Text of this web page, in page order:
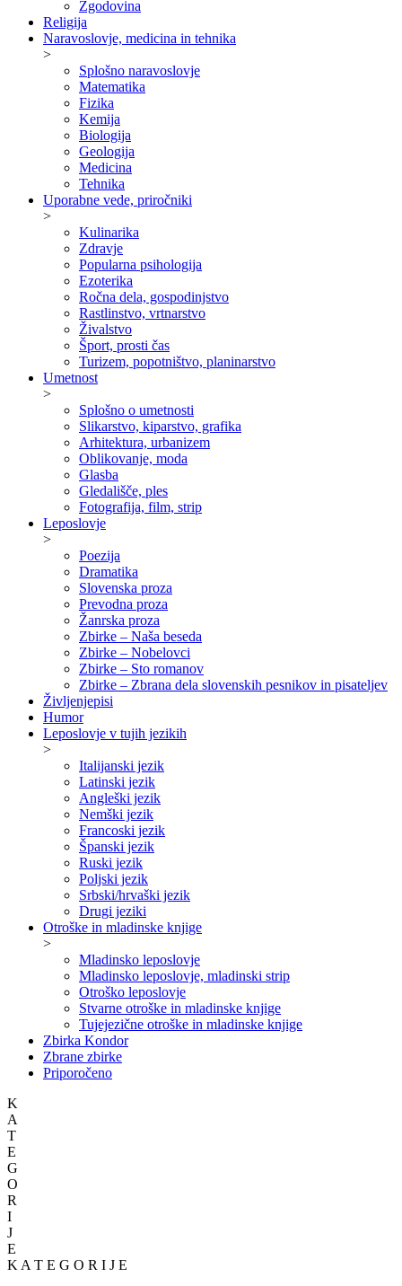
Zgodovina
Religija
Naravoslovje, medicina in tehnika
>
Splošno naravoslovje
Matematika
Fizika
Kemija
Biologija
Geologija
Medicina
Tehnika
Uporabne vede, priročniki
>
Kulinarika
Zdravje
Popularna psihologija
Ezoterika
Ročna dela, gospodinjstvo
Rastlinstvo, vrtnarstvo
Živalstvo
Šport, prosti čas
Turizem, popotništvo, planinarstvo
Umetnost
>
Splošno o umetnosti
Slikarstvo, kiparstvo, grafika
Arhitektura, urbanizem
Oblikovanje, moda
Glasba
Gledališče, ples
Fotografija, film, strip
Leposlovje
>
Poezija
Dramatika
Slovenska proza
Prevodna proza
Žanrska proza
Zbirke – Naša beseda
Zbirke – Nobelovci
Zbirke – Sto romanov
Zbirke – Zbrana dela slovenskih pesnikov in pisateljev
Življenjepisi
Humor
Leposlovje v tujih jezikih
>
Italijanski jezik
Latinski jezik
Angleški jezik
Nemški jezik
Francoski jezik
Španski jezik
Ruski jezik
Poljski jezik
Srbski/hrvaški jezik
Drugi jeziki
Otroške in mladinske knjige
>
Mladinsko leposlovje
Mladinsko leposlovje, mladinski strip
Otroško leposlovje
Stvarne otroške in mladinske knjige
Tujejezične otroške in mladinske knjige
Zbirka Kondor
Zbrane zbirke
Priporočeno
K
A
T
E
G
O
R
I
J
E
K A T E G O R I J E